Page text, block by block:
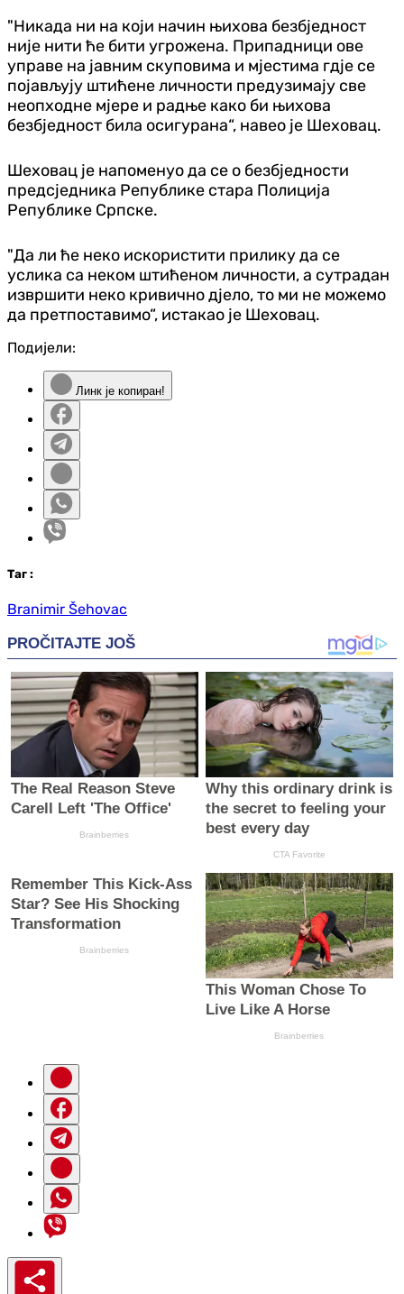
"Никада ни на који начин њихова безбједност
није нити ће бити угрожена. Припадници ове
управе на јавним скуповима и мјестима гдје се
појављују штићене личности предузимају све
неопходне мјере и радње како би њихова
безбједност била осигурана“, навео је Шеховац.
Шеховац је напоменуо да се о безбједности
предсједника Републике стара Полиција
Републике Српске.
"Да ли ће неко искористити прилику да се
услика са неком штићеном личности, а сутрадан
извршити неко кривично дјело, то ми не можемо
да претпоставимо“, истакао је Шеховац.
Подијели:
Линк је копиран!
Таг :
Branimir Šehovac